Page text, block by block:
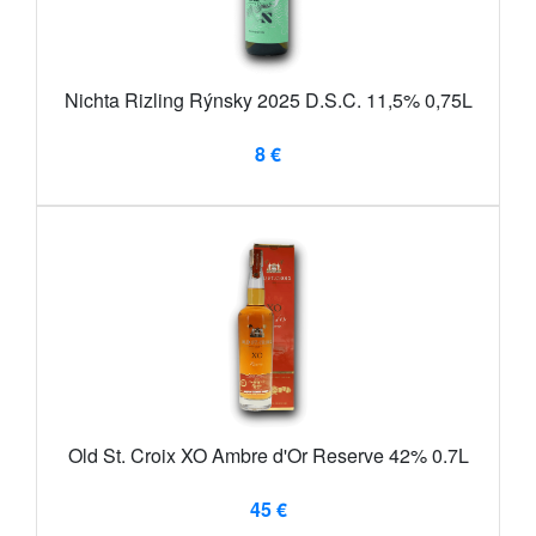
Nichta Rizling Rýnsky 2025 D.S.C. 11,5% 0,75L
8 €
Old St. Croix XO Ambre d'Or Reserve 42% 0.7L
45 €